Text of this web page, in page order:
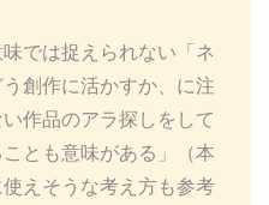
では捉えられない「ネ
創作に活かすか、に注
作品のアラ探しをして
とも意味がある」（本
えそうな考え方も参考